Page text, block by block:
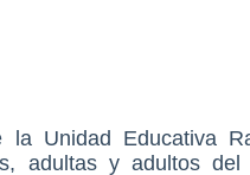
la Unidad Educativa
adultas y adultos